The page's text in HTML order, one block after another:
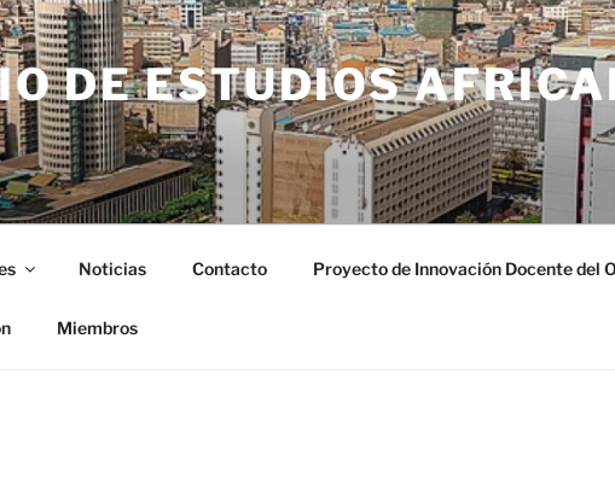
DE ESTUDIOS
Noticias Contacto Proyecto de Innovación Docente del
Miembros